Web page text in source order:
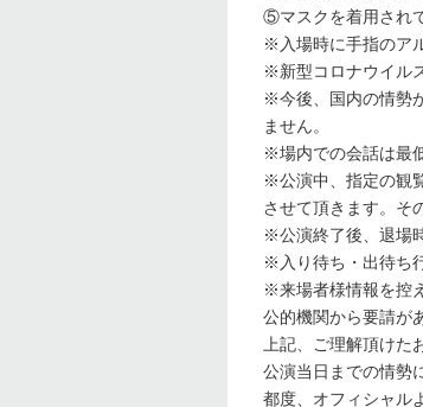
⑤マスクを着用され
※入場時に手指のア
※新型コロナウイル
※今後、国内の情勢
ません。
※場内での会話は最
※公演中、指定の観
させて頂きます。そ
※公演終了後、退場
※入り待ち・出待ち
※来場者様情報を控
公的機関から要請が
上記、ご理解頂けた
公演当日までの情勢
都度、オフィシャル